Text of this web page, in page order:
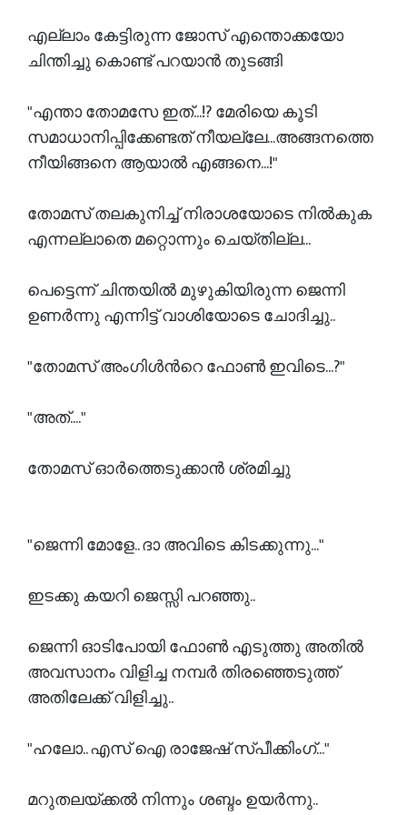
എല്ലാം കേട്ടിരുന്ന ജോസ് എന്തൊക്കയോ
ചിന്തിച്ചു കൊണ്ട് പറയാൻ തുടങ്ങി
"എന്താ തോമസേ ഇത്...!? മേരിയെ കൂടി
സമാധാനിപ്പിക്കേണ്ടത് നീയല്ലേ...അങ്ങനത്തെ
നീയിങ്ങനെ ആയാൽ എങ്ങനെ...!"
തോമസ് തലകുനിച്ച് നിരാശയോടെ നിൽകുക
എന്നല്ലാതെ മറ്റൊന്നും ചെയ്തില്ല...
പെട്ടെന്ന് ചിന്തയിൽ മുഴുകിയിരുന്ന ജെന്നി
ഉണർന്നു എന്നിട്ട് വാശിയോടെ ചോദിച്ചു..
"തോമസ് അംഗിൾൻറെ ഫോൺ ഇവിടെ...?"
"അത്...."
തോമസ് ഓർത്തെടുക്കാൻ ശ്രമിച്ചു
"ജെന്നി മോളേ.. ദാ അവിടെ കിടക്കുന്നു..."
ഇടക്കു കയറി ജെസ്സി പറഞ്ഞു..
ജെന്നി ഓടിപോയി ഫോൺ എടുത്തു അതിൽ
അവസാനം വിളിച്ച നമ്പർ തിരഞ്ഞെടുത്ത്
അതിലേക്ക് വിളിച്ചു..
"ഹലോ.. എസ് ഐ രാജേഷ് സ്പീക്കിംഗ്..."
മറുതലയ്ക്കൽ നിന്നും ശബ്ദം ഉയർന്നു..